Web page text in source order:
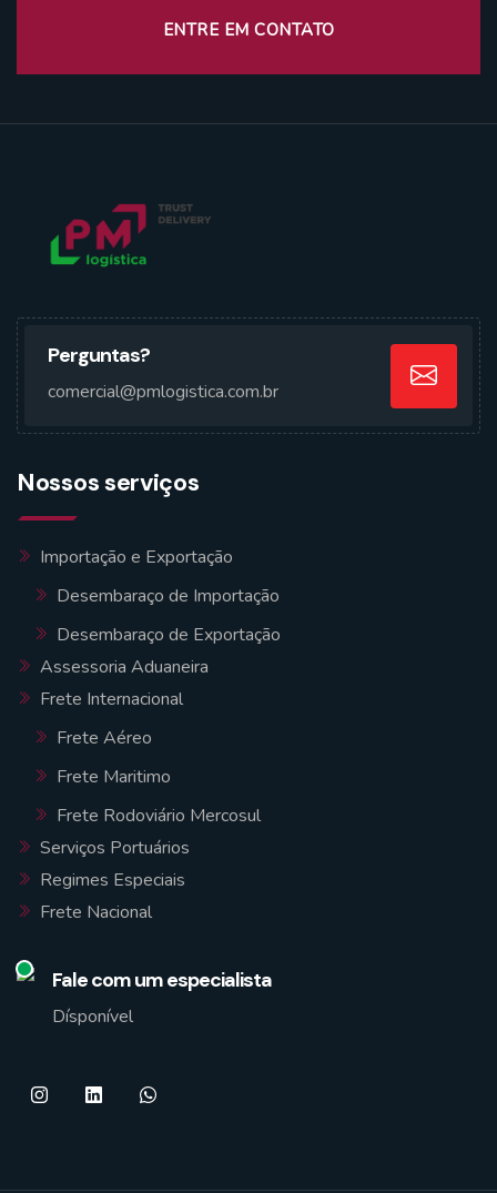
ENTRE EM CONTATO
Perguntas?
comercial@pmlogistica.com.br
Nossos serviços
Importação e Exportação
Desembaraço de Importação
Desembaraço de Exportação
Assessoria Aduaneira
Frete Internacional
Frete Aéreo
Frete Maritimo
Frete Rodoviário Mercosul
Serviços Portuários
Regimes Especiais
Frete Nacional
Fale com um especialista
Dísponível